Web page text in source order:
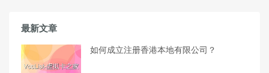
最新文章
如何成立注册香港本地有限公司？